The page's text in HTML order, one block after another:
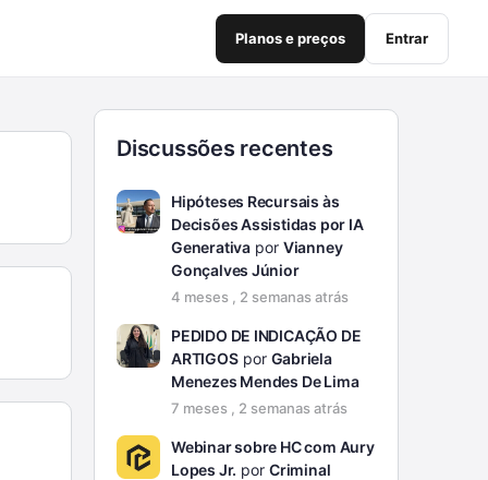
Planos e preços Entrar
Discussões recentes
Hipóteses Recursais às
Decisões Assistidas por IA
Generativapor Vianney
Gonçalves Júnior
4 meses , 2 semanas atrás
PEDIDO DE INDICAÇÃO DE
ARTIGOSpor Gabriela
Menezes Mendes De Lima
7 meses , 2 semanas atrás
Webinar sobre HC com Aury
Lopes Jr. porCriminal